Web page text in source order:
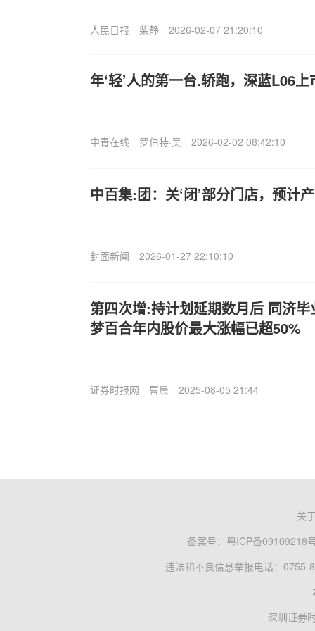
人民日报 柴静 2026-02-07 21:20:10
年‘轻’人的第一台.轿跑，深蓝L06
中青在线 罗伯特·吴 2026-02-02 08:42:10
中百集:团：关‘闭’部分门店，预计
封面新闻 2026-01-27 22:10:10
第四次增:持计划延期数月后 同济
梦百合年内股价最大涨幅已超50%
证券时报网 曹晨 2025-08-05 21:44
关
备案号： 粤ICP备09109218
违法和不良信息举报电话：0755-
深圳证券